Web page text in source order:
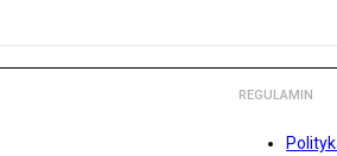
REGULAMIN